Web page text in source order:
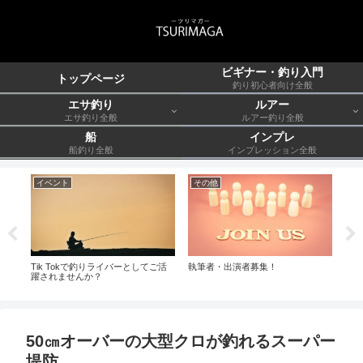
トップページ ビギナー・釣り入門
釣り初心者向け全般
エサ釣り
エサ釣り全般
ルアー
ルアー釣り全般
船
船釣り全般
インプレ
インプレッション全般
イベント
Tik Tokで釣りライバーとしてご活
躍されませんか？
その他
執筆者・出演者募集！
50㎝オーバーの大型クロが釣れるスーパー